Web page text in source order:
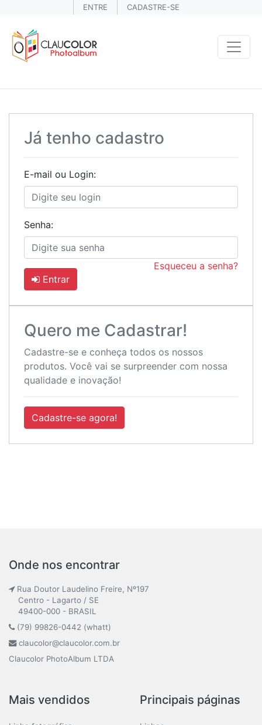
ENTRE CADASTRE-SE
Já tenho cadastro
E-mail ou Login:
Senha:
Esqueceu a senha?
Entrar
Quero me Cadastrar!
Cadastre-se e conheça todos os nossos
produtos. Você vai se surpreender com nossa
qualidade e inovação!
Cadastre-se agora!
Onde nos encontrar
Rua Doutor Laudelino Freire, Nº197
Centro - Lagarto / SE
49400-000 - BRASIL
(79) 99826-0442 (whatt)
claucolor@claucolor.com.br
Claucolor PhotoAlbum LTDA
Mais vendidos Principais páginas